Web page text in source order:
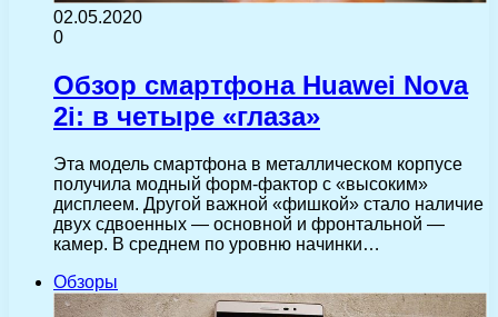
02.05.2020
0
Обзор смартфона Huawei Nova
2i: в четыре «глаза»
Эта модель смартфона в металлическом корпусе
получила модный форм-фактор с «высоким»
дисплеем. Другой важной «фишкой» стало наличие
двух сдвоенных — основной и фронтальной —
камер. В среднем по уровню начинки…
Обзоры